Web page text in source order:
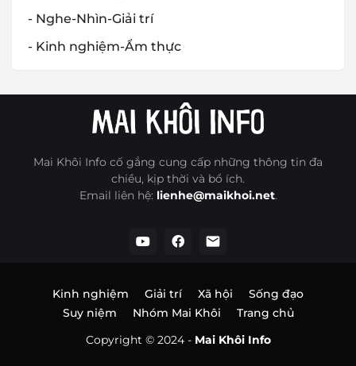
- Nghe-Nhìn-Giải trí
- Kinh nghiệm-Ẩm thực
Mai Khôi Info cố gắng cung cấp những thông tin đa
chiều, kịp thời và bổ ích.
Email liên hệ: lienhe@maikhoi.net.
Copyright © 2024 - Mai Khôi Info
Kinh nghiệm Giải trí Xã hội
Sống đạo
Suy niệm
Nhóm Mai Khôi Trang chủ